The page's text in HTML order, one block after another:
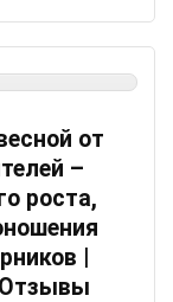
от
–
роста,
|